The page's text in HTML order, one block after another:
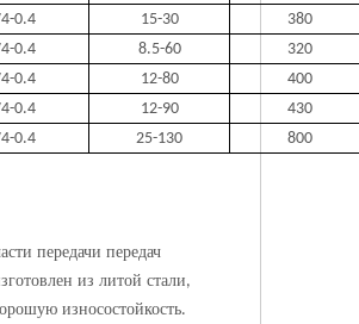
0.4 15-30
380
0.4 8.5-60
320
0.4 12-80
400
0.4 12-90
430
0.4 25-130 800
передачи передач
из литой стали,
износостойкость.